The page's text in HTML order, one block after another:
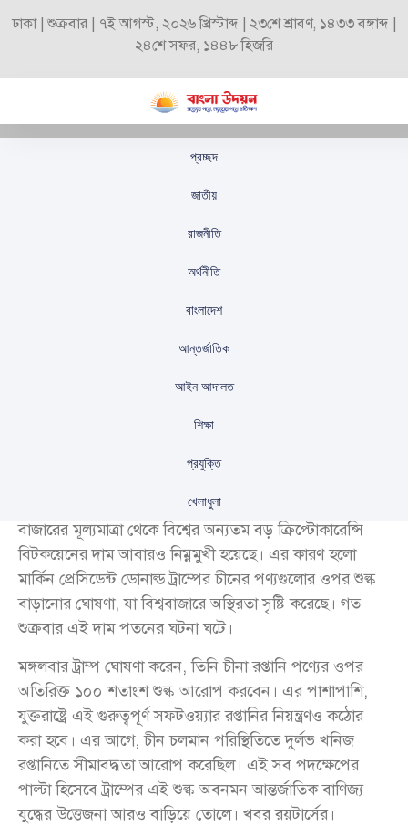
ঢাকা | শুক্রবার | ৭ই আগস্ট, ২০২৬ খ্রিস্টাব্দ | ২৩শে শ্রাবণ, ১৪৩৩ বঙ্গাব্দ |
২৪শে সফর, ১৪৪৮ হিজরি
প্রচ্ছদ
জাতীয়
রাজনীতি
অর্থনীতি
বাংলাদেশ
আন্তর্জাতিক
আইন আদালত
শিক্ষা
প্রযুক্তি
খেলাধুলা
চীনের পণ্যে ট্রাম্পের শুল্ক
বাড়ানোর ঘোষণা মুখে
বিটকয়েনের দর কমে গেছে
প্রকাশিতঃঅক্টোবর ১২, ২০২৫
বাজারের মূল্যমাত্রা থেকে বিশ্বের অন্যতম বড় ক্রিপ্টোকারেন্সি
বিটকয়েনের দাম আবারও নিম্নমুখী হয়েছে। এর কারণ হলো
মার্কিন প্রেসিডেন্ট ডোনাল্ড ট্রাম্পের চীনের পণ্যগুলোর ওপর শুল্ক
বাড়ানোর ঘোষণা, যা বিশ্ববাজারে অস্থিরতা সৃষ্টি করেছে। গত
শুক্রবার এই দাম পতনের ঘটনা ঘটে।
মঙ্গলবার ট্রাম্প ঘোষণা করেন, তিনি চীনা রপ্তানি পণ্যের ওপর
অতিরিক্ত ১০০ শতাংশ শুল্ক আরোপ করবেন। এর পাশাপাশি,
যুক্তরাষ্ট্রে এই গুরুত্বপূর্ণ সফটওয়্যার রপ্তানির নিয়ন্ত্রণও কঠোর
করা হবে। এর আগে, চীন চলমান পরিস্থিতিতে দুর্লভ খনিজ
রপ্তানিতে সীমাবদ্ধতা আরোপ করেছিল। এই সব পদক্ষেপের
পাল্টা হিসেবে ট্রাম্পের এই শুল্ক অবনমন আন্তর্জাতিক বাণিজ্য
যুদ্ধের উত্তেজনা আরও বাড়িয়ে তোলে। খবর রয়টার্সের।